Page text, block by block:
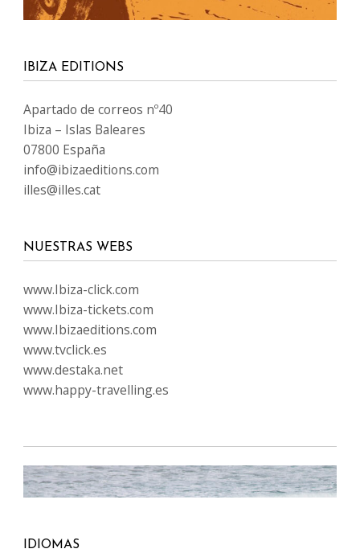
IBIZA EDITIONS
Apartado de correos nº40
Ibiza – Islas Baleares
07800 España
info@ibizaeditions.com
illes@illes.cat
NUESTRAS WEBS
www.Ibiza-click.com
www.Ibiza-tickets.com
www.Ibizaeditions.com
www.tvclick.es
www.destaka.net
www.happy-travelling.es
IDIOMAS